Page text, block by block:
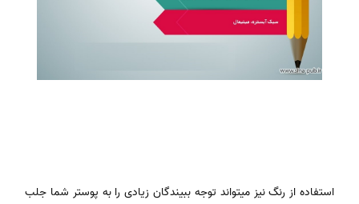
استفاده از رنگ نیز میتواند توجه ببیندگان زیادی را به پوستر شما جلب